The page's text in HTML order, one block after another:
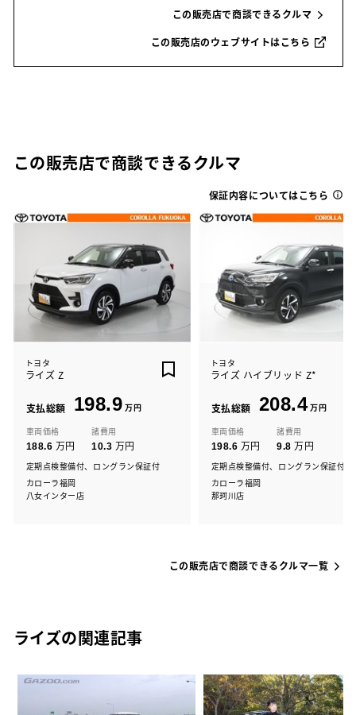
この販売店で商談できるクルマ
この販売店のウェブサイトはこちら
この販売店で商談できるクルマ
保証内容についてはこちら
トヨタ
ライズ Z
支払総額 198.9 万円
車両価格
188.6 万円
諸費用
10.3 万円
定期点検整備付、ロングラン保証付
カローラ福岡
八女インター店
トヨタ
ライズ ハイブリッド Z*
支払総額 208.4万円
車両価格
198.6 万円
諸費用
9.8 万円
定期点検整備付、ロングラン保証付
カローラ福岡
那珂川店
この販売店で商談できるクルマ一覧
ライズの関連記事